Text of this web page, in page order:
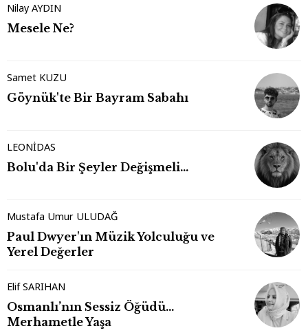
Nilay AYDIN
Mesele Ne?
Samet KUZU
Göynük'te Bir Bayram Sabahı
LEONİDAS
Bolu'da Bir Şeyler Değişmeli…
Mustafa Umur ULUDAĞ
Paul Dwyer'ın Müzik Yolculuğu ve
Yerel Değerler
Elif SARIHAN
Osmanlı’nın Sessiz Öğüdü…
Merhametle Yaşa